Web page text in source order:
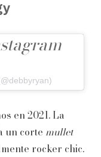
en 2021. La
un corte mullet
rocker chic.